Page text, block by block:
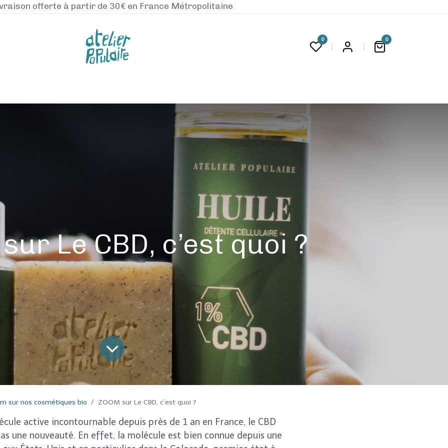
offerte à partir de 30€ en France Métropolitaine
0 0
Le CBD, c’est quoi ?
sur nos cosmétiques bio ZOOM sur Le CBD, c’est quoi ?
active incontournable depuis près de 1 an en France, le CBD
une nouveauté. En effet, la molécule est bien connue depuis une